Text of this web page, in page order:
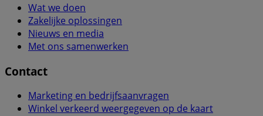
Wat we doen
Zakelijke oplossingen
Nieuws en media
Met ons samenwerken
Contact
Marketing en bedrijfsaanvragen
Winkel verkeerd weergegeven op de kaart